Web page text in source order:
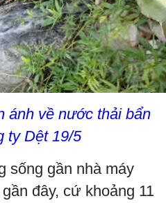
ánh về nước thải bẩn
ty Dệt 19/5
sống gần nhà máy
đây, cứ khoảng 11